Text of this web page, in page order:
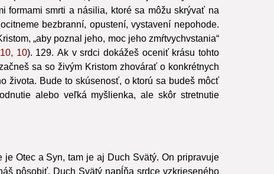
formami smrti a násilia, ktoré sa môžu skrývať na
bezbranní, opustení, vystavení nepohode.
„aby poznal jeho, moc jeho zmŕtvychvstania“
10, 10). 129. Ak v srdci dokážeš oceniť krásu tohto
sa so živým Kristom zhovárať o konkrétnych
života. Bude to skúsenosť, o ktorú sa budeš môcť
alebo veľká myšlienka, ale skôr stretnutie
Otec a Syn, tam je aj Duch Svätý. On pripravuje